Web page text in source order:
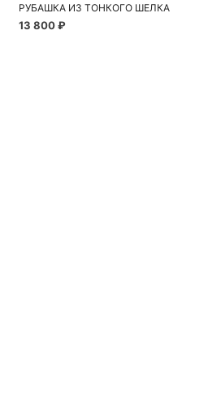
РУБАШКА ИЗ ТОНКОГО ШЕЛКА
13 800 ₽